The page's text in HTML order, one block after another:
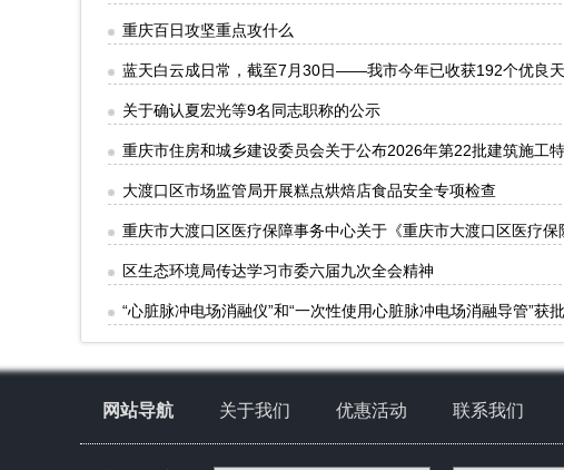
重庆百日攻坚重点攻什么
蓝天白云成日常，截至7月30日——我市今年已收获192个优良天
关于确认夏宏光等9名同志职称的公示
重庆市住房和城乡建设委员会关于公布2026年第22批建筑施工
大渡口区市场监管局开展糕点烘焙店食品安全专项检查
重庆市大渡口区医疗保障事务中心关于《重庆市大渡口区医疗保
区生态环境局传达学习市委六届九次全会精神
“心脏脉冲电场消融仪”和“一次性使用心脏脉冲电场消融导管”获
网站导航 关于我们 优惠活动 联系我们